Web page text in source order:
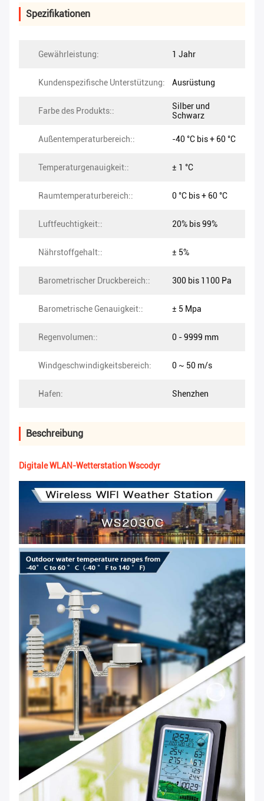
Spezifikationen
Gewährleistung: 1 Jahr
Kundenspezifische Unterstützung: Ausrüstung
Farbe des Produkts::
Silber und
Schwarz
Außentemperaturbereich:: -40 °C bis + 60 °C
Temperaturgenauigkeit:: ± 1 °C
Raumtemperaturbereich:: 0 °C bis + 60 °C
Luftfeuchtigkeit:: 20% bis 99%
Nährstoffgehalt:: ± 5%
Barometrischer Druckbereich:: 300 bis 1100 Pa
Barometrische Genauigkeit:: ± 5 Mpa
Regenvolumen:: 0 - 9999 mm
Windgeschwindigkeitsbereich: 0 ~ 50 m/s
Hafen: Shenzhen
Beschreibung
Digitale WLAN-Wetterstation Wscodyr